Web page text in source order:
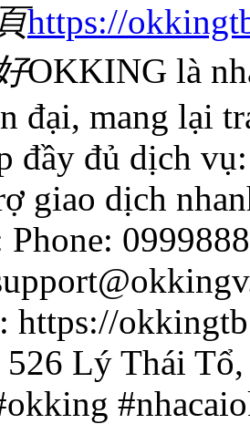
https://
OKKING là
đại, mang lại
đầy đủ dịch
giao dịch
Phone:
https://
Lý Thái Tổ,